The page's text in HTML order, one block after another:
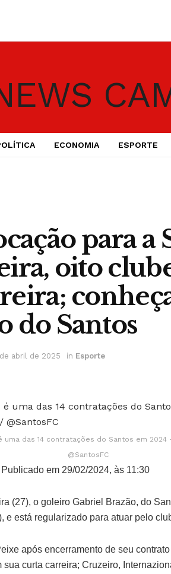
ECONOMIA ESPORTE
para a
oito
do Santos
abril de 2025 in Esporte
uma das 14 contratações do Santos em 2024
@SantosFC
Publicado em 29/02/2024, às 11:30
(27), o goleiro Gabriel Brazão, do
e está regularizado para atuar pelo
após encerramento de seu
sua curta carreira; Cruzeiro,